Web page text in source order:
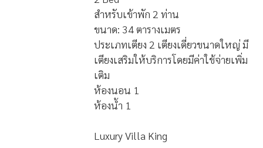
2 Bed
สำหรับเข้าพัก 2 ท่าน
ขนาด: 34 ตารางเมตร
ประเภทเตียง 2 เตียงเดี่ยวขนาดใหญ่ มี
เตียงเสริมให้บริการโดยมีค่าใช้จ่ายเพิ่ม
เติม
ห้องน้ำ 1